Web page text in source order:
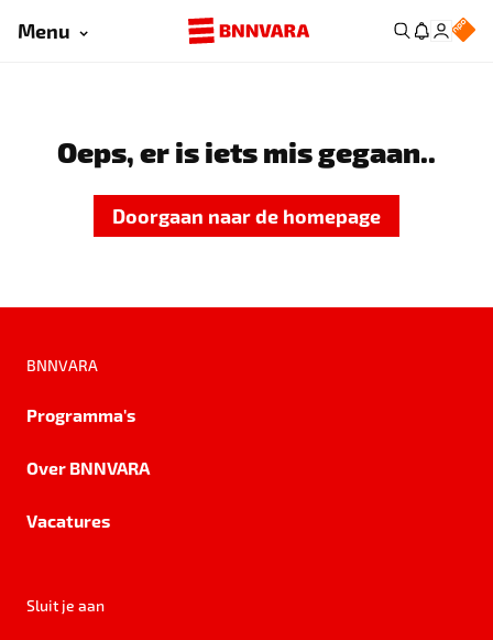
Menu
Oeps, er is iets mis gegaan..
Doorgaan naar de homepage
BNNVARA
Programma's
Over BNNVARA
Vacatures
Sluit je aan